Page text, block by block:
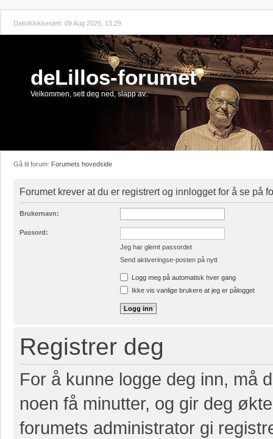
Dato/klokkeslett: 09 Aug 2026, 13:29
deLillos-forumet
Velkommen, sett deg ned, slapp av..
Gå til forum: Forumets hovedside
Forumet krever at du er registrert og innlogget for å se på
Brukernavn:
Passord:
Jeg har glemt passordet
Send aktiveringse-posten på nytt
Logg meg på automatisk hver gang
Ikke vis vanlige brukere at jeg er pålogget
Registrer deg
For å kunne logge deg inn, må
noen få minutter, og gir deg
forumets administrator gi